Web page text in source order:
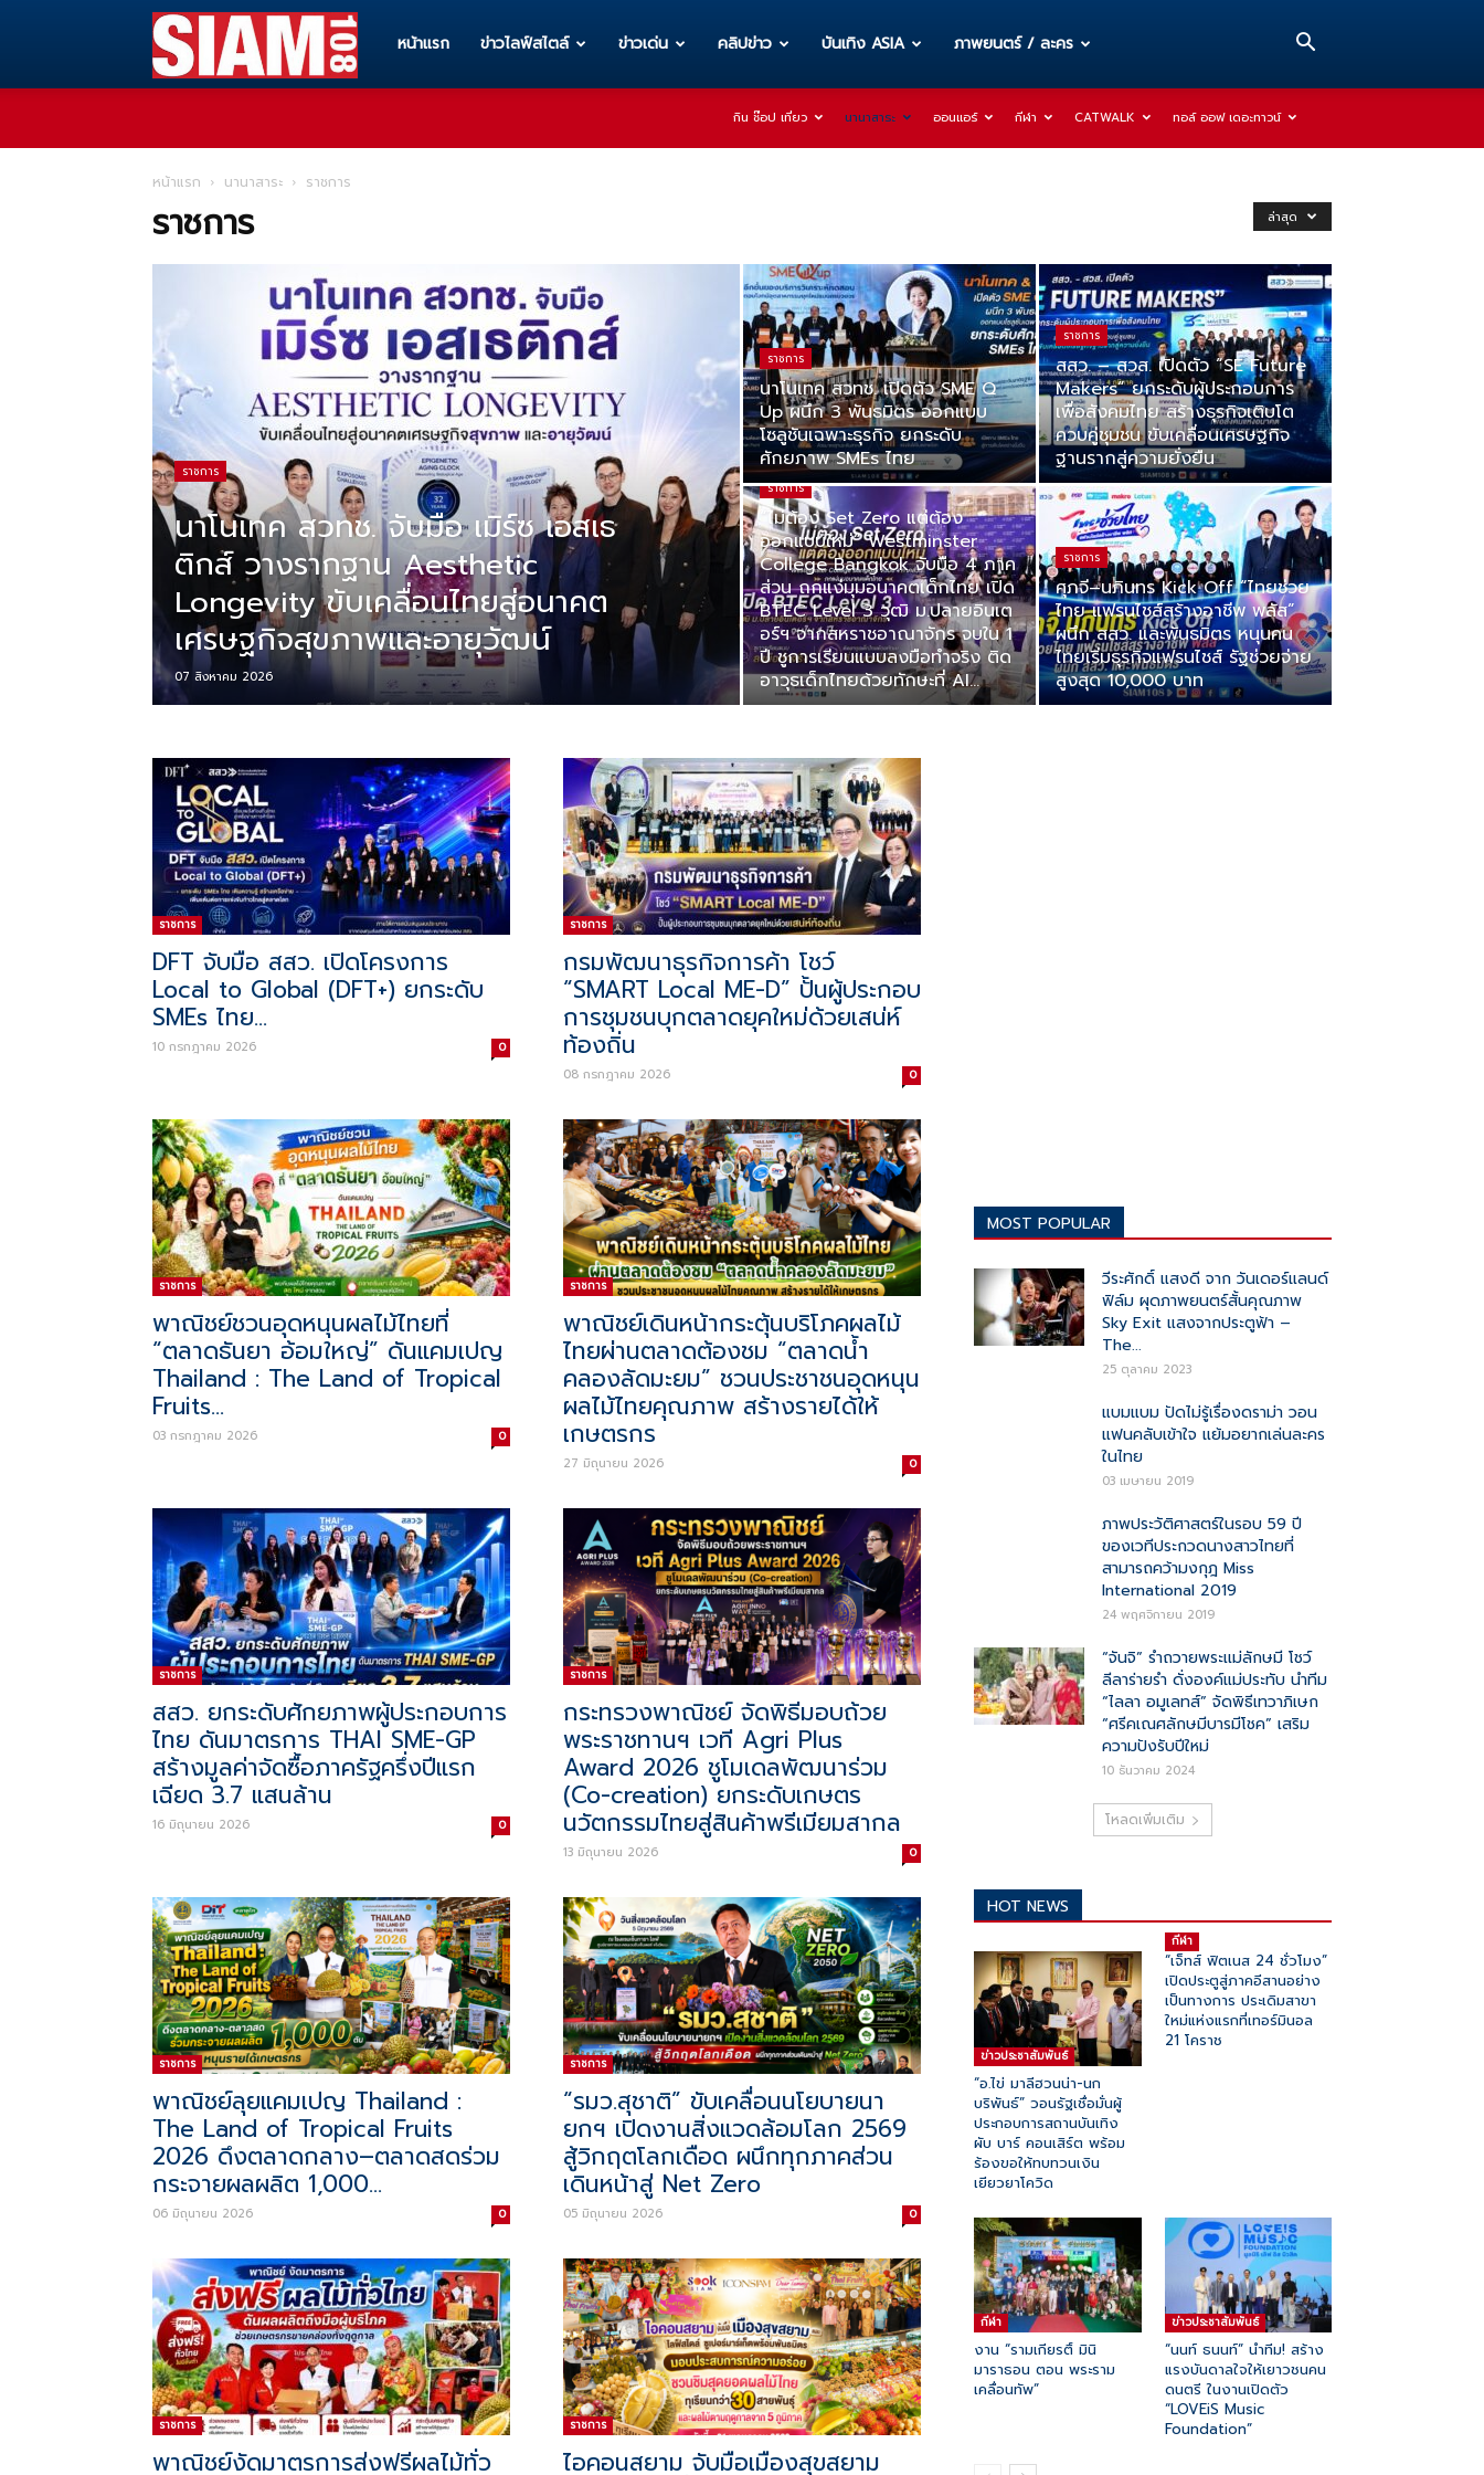
Siam108
ทุก
เรื่อง
ราว
ที่
เป็น
จริง
หน้าแรก ข่าวไลฟ์สไตล์ ข่าวเด่น คลิปข่าว บันเทิง ASIA ภาพยนตร์ / ละคร
กิน ช๊อป เที่ยว นานาสาระ ออนแอร์ กีฬา CATWALK ทอล์ ออฟ เดอะทาวน์
หน้าแรก นานาสาระ ราชการ
ราชการ ล่าสุด
ราชการ
นาโนเทค สวทช. จับมือ เมิร์ซ เอสเธ
ติกส์ วางรากฐาน Aesthetic
Longevity ขับเคลื่อนไทยสู่อนาคต
เศรษฐกิจสุขภาพและอายุวัฒน์
07 สิงหาคม 2026
ราชการ
นาโนเทค สวทช. เปิดตัว SME Q
Up ผนึก 3 พันธมิตร ออกแบบ
โซลูชันเฉพาะธุรกิจ ยกระดับ
ศักยภาพ SMEs ไทย
ราชการ
สสว. – สวส. เปิดตัว “SE Future
Makers” ยกระดับผู้ประกอบการ
เพื่อสังคมไทย สร้างธุรกิจเติบโต
ควบคู่ชุมชน ขับเคลื่อนเศรษฐกิจ
ฐานรากสู่ความยั่งยืน
ราชการ
“ไม่ต้อง Set Zero แต่ต้อง
ออกแบบใหม่” Westminster
College Bangkok จับมือ 4 ภาค
ส่วน ถกแง่มุมอนาคตเด็กไทย เปิด
BTEC Level 3 วุฒิ ม.ปลายอินเต
อร์ฯ จากสหราชอาณาจักร จบใน 1
ปี ชูการเรียนแบบลงมือทำจริง ติด
อาวุธเด็กไทยด้วยทักษะที่ AI...
ราชการ
ศุภจี–นภินทร Kick Off “ไทยช่วย
ไทย แฟรนไชส์สร้างอาชีพ พลัส”
ผนึก สสว. และพันธมิตร หนุนคน
ไทยเริ่มธุรกิจแฟรนไชส์ รัฐช่วยจ่าย
สูงสุด 10,000 บาท
ราชการ
DFT จับมือ สสว. เปิดโครงการ
Local to Global (DFT+) ยกระดับ
SMEs ไทย...
10 กรกฎาคม 2026 0
ราชการ
กรมพัฒนาธุรกิจการค้า โชว์
“SMART Local ME-D” ปั้นผู้ประกอบ
การชุมชนบุกตลาดยุคใหม่ด้วยเสน่ห์
ท้องถิ่น
08 กรกฎาคม 2026 0
ราชการ
พาณิชย์ชวนอุดหนุนผลไม้ไทยที่
“ตลาดธันยา อ้อมใหญ่” ดันแคมเปญ
Thailand : The Land of Tropical
Fruits...
03 กรกฎาคม 2026 0
ราชการ
พาณิชย์เดินหน้ากระตุ้นบริโภคผลไม้
ไทยผ่านตลาดต้องชม “ตลาดน้ำ
คลองลัดมะยม” ชวนประชาชนอุดหนุน
ผลไม้ไทยคุณภาพ สร้างรายได้ให้
เกษตรกร
27 มิถุนายน 2026 0
ราชการ
สสว. ยกระดับศักยภาพผู้ประกอบการ
ไทย ดันมาตรการ THAI SME-GP
สร้างมูลค่าจัดซื้อภาครัฐครึ่งปีแรก
เฉียด 3.7 แสนล้าน
16 มิถุนายน 2026 0
ราชการ
กระทรวงพาณิชย์ จัดพิธีมอบถ้วย
พระราชทานฯ เวที Agri Plus
Award 2026 ชูโมเดลพัฒนาร่วม
(Co-creation) ยกระดับเกษตร
นวัตกรรมไทยสู่สินค้าพรีเมียมสากล
13 มิถุนายน 2026 0
ราชการ
พาณิชย์ลุยแคมเปญ Thailand :
The Land of Tropical Fruits
2026 ดึงตลาดกลาง–ตลาดสดร่วม
กระจายผลผลิต 1,000...
06 มิถุนายน 2026 0
ราชการ
“รมว.สุชาติ” ขับเคลื่อนนโยบายนา
ยกฯ เปิดงานสิ่งแวดล้อมโลก 2569
สู้วิกฤตโลกเดือด ผนึกทุกภาคส่วน
เดินหน้าสู่ Net Zero
05 มิถุนายน 2026 0
ราชการ
พาณิชย์งัดมาตรการส่งฟรีผลไม้ทั่ว
ราชการ
ไอคอนสยาม จับมือเมืองสุขสยาม
MOST POPULAR
วีระศักดิ์ แสงดี จาก วันเดอร์แลนด์
ฟิล์ม ผุดภาพยนตร์สั้นคุณภาพ
Sky Exit แสงจากประตูฟ้า –
The...
25 ตุลาคม 2023
แบมแบม ปัดไม่รู้เรื่องดราม่า วอน
แฟนคลับเข้าใจ แย้มอยากเล่นละคร
ในไทย
03 เมษายน 2019
ภาพประวัติศาสตร์ในรอบ 59 ปี
ของเวทีประกวดนางสาวไทยที่
สามารถคว้ามงกุฎ Miss
International 2019
24 พฤศจิกายน 2019
“จันจิ” รำถวายพระเเม่ลักษมี โชว์
ลีลาร่ายรำ ดั่งองค์แม่ประทับ นำทีม
“ไลลา อมูเลทส์” จัดพิธีเทวาภิเษก
“ศรีคเณศลักษมีบารมีโชค” เสริม
ความปังรับปีใหม่
10 ธันวาคม 2024
โหลดเพิ่มเติม
HOT NEWS
ข่าวประชาสัมพันธ์
“อ.ไข่ มาลีฮวนน่า-นก
บริพันธ์” วอนรัฐเชื่อมั่นผู้
ประกอบการสถานบันเทิง
ผับ บาร์ คอนเสิร์ต พร้อม
ร้องขอให้ทบทวนเงิน
เยียวยาโควิด
กีฬา
“เจ็ทส์ ฟิตเนส 24 ชั่วโมง”
เปิดประตูสู่ภาคอีสานอย่าง
เป็นทางการ ประเดิมสาขา
ใหม่แห่งแรกที่เทอร์มินอล
21 โคราช
กีฬา
งาน “รามเกียรติ์ มินิ
มาราธอน ตอน พระราม
เคลื่อนทัพ”
ข่าวประชาสัมพันธ์
“นนท์ ธนนท์” นำทีม! สร้าง
แรงบันดาลใจให้เยาวชนคน
ดนตรี ในงานเปิดตัว
“LOVEiS Music
Foundation”